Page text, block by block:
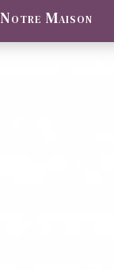
Notre Maison